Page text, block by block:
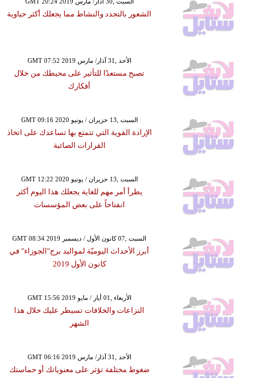
الشعور بالتجدد والنشاط مما يجعلك أكثر حياوية
GMT 07:52 2019 الأحد ,31 آذار/ مارس
تصبح مستعدًا للتأثير على محيطك من خلال
أفكارك
GMT 09:16 2020 السبت ,13 حزيران / يونيو
الإرادة القوية التي تتمتع بها تساعدك على اتخاذ
القرارات الصائبة
GMT 12:22 2020 السبت ,13 حزيران / يونيو
يطرأ أمر مهم للغاية يجعلك هذا اليوم أكثر
انفتاحاً على بعض المؤسسات
GMT 08:34 2019 السبت ,07 كانون الأول / ديسمبر
أبرز الأحداث اليوميّة لمواليد برج"الجوزاء" في
كانون الأول 2019
GMT 15:56 2019 الأربعاء ,01 أيار / مايو
النزاعات والخلافات تسيطر عليك خلال هذا
الشهر
GMT 06:16 2019 الأحد ,31 آذار/ مارس
ضغوط مختلفة تؤثر على معنوياتك أو حماستك